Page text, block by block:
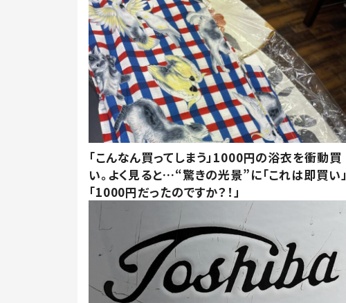
「こんなん買ってしまう」1000円の浴衣を衝動買
い。よく見ると…“驚きの光景”に「これは即買い」
「1000円だったのですか？！」